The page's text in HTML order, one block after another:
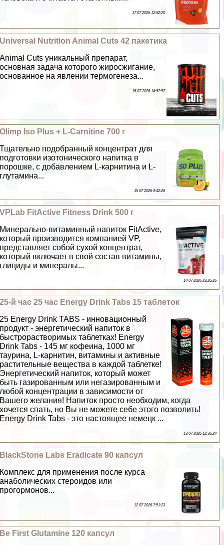
17 07 2026 12:52:20
Universal Nutrition Animal Cuts 42 пакетика
Animal Cuts уникальный препарат,
основная задача которого жиросжигание,
основанное на явлении термогенеза...
16 07 2026 14:52:57
Olimp Iso Plus + L-Carnitine 700 г
Тщательно подобранный концентрат для
подготовки изотонического напитка в
порошке, с добавлением L-карнитина и L-
глутамина...
15 07 2026 9:42:26
VPLab FitActive Fitness Drink 500 г
Минерально-витаминный напиток FitActive,
который производится компанией VP,
представляет собой сухой концентрат,
который включает в свой состав витамины,
глициды и минералы...
14 07 2026 23:26:26
25-й час 25 час Energy Drink Tabs 15 таблеток
25 Energy Drink TABS - инновационный
продукт - энергетический напиток в
быстрорастворимых таблетках! Energy
Drink Tabs - 145 мг кофеина, 1000 мг
таурина, L-карнитин, витамины и активные
растительные вещества в каждой таблетке!
Энергетический напиток, который может
быть газированным или негазированным и
любой концентрации в зависимости от
Вашего желания! Напиток просто необходим, когда
хочется спать, но Вы не можете себе этого позволить!
Energy Drink Tabs - это настоящее немецк ...
13 07 2026 12:36:24
BlackStone Labs Eradicate 90 капсул
Комплекс для применения после курса
анаболических стероидов или
прогормонов...
12 07 2026 7:51:23
Be First Glutamine 120 капсул